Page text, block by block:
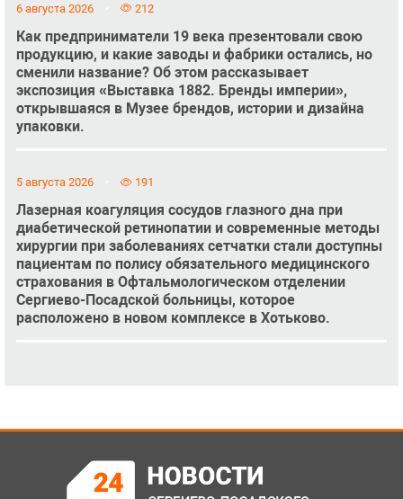
6 августа 2026 212
Как предприниматели 19 века презентовали свою
продукцию, и какие заводы и фабрики остались, но
сменили название? Об этом рассказывает
экспозиция «Выставка 1882. Бренды империи»,
открывшаяся в Музее брендов, истории и дизайна
упаковки.
5 августа 2026 191
Лазерная коагуляция сосудов глазного дна при
диабетической ретинопатии и современные методы
хирургии при заболеваниях сетчатки стали доступны
пациентам по полису обязательного медицинского
страхования в Офтальмологическом отделении
Сергиево-Посадской больницы, которое
расположено в новом комплексе в Хотьково.